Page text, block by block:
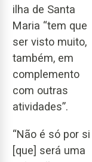
ilha de Santa
Maria “tem que
ser visto muito,
também, em
complemento
com outras
atividades”.
“Não é só por si
[que] será uma